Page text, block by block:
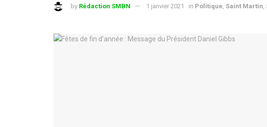
by Rédaction SMBN 1 janvier 2021 in Politique Saint Martin